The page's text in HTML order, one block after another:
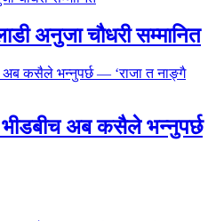
अनुजा चौधरी सम्मानित
भीडबीच अब कसैले भन्नुपर्छ